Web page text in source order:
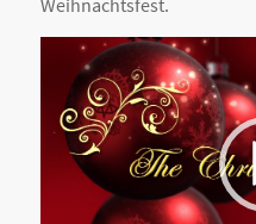
Weihnachtsfest.